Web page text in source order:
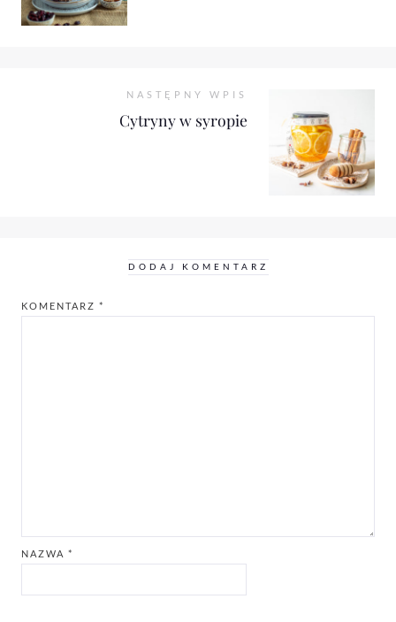
NASTĘPNY WPIS
Cytryny w syropie
DODAJ KOMENTARZ
KOMENTARZ *
NAZWA *